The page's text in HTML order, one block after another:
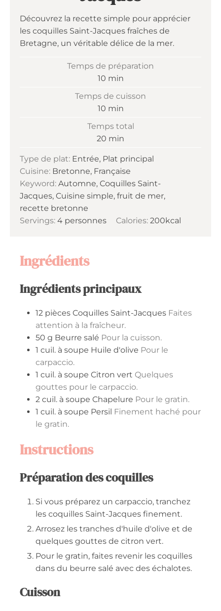
Découvrez la recette simple pour apprécier
les coquilles Saint-Jacques fraîches de
Bretagne, un véritable délice de la mer.
Temps de préparation
10minutes
min
Temps de cuisson
10minutes
min
Temps total
20 minutes
min
Type de plat: Entrée, Plat principal
Cuisine: Bretonne, Française
Keyword: Automne, Coquilles Saint-
Jacques, Cuisine simple, fruit de mer,
recette bretonne
Servings: 4 personnes Calories:200kcal
Ingrédients
Ingrédients principaux
12 pièces Coquilles Saint-Jacques Faites
attention à la fraîcheur.
50 g Beurre salé Pour la cuisson.
1 cuil. à soupe Huile d'olive Pour le
carpaccio.
1 cuil. à soupe Citron vert Quelques
gouttes pour le carpaccio.
2 cuil. à soupe Chapelure Pour le gratin.
1 cuil. à soupe Persil Finement haché pour
le gratin.
Instructions
Préparation des coquilles
Si vous préparez un carpaccio, tranchez
les coquilles Saint-Jacques finement.
Arrosez les tranches d'huile d'olive et de
quelques gouttes de citron vert.
Pour le gratin, faites revenir les coquilles
dans du beurre salé avec des échalotes.
Cuisson